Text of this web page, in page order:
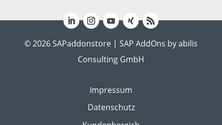
© 2026 SAPaddonstore | SAP AddOns by abilis
Consulting GmbH
Impressum
Datenschutz